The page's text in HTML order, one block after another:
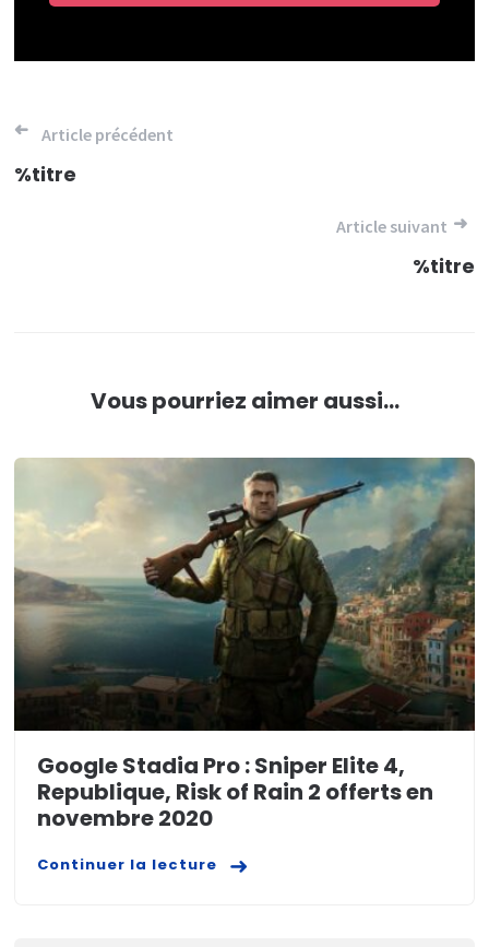
Navigation
de
Article précédent
%titre
Article suivant
%titre
Vous pourriez aimer aussi...
Google Stadia Pro : Sniper Elite 4,
Republique, Risk of Rain 2 offerts en
novembre 2020
Continuer la lecture